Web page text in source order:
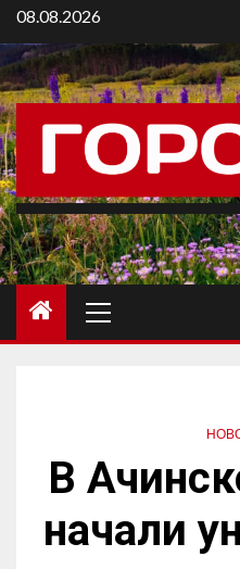
08.08.2026
В
начали